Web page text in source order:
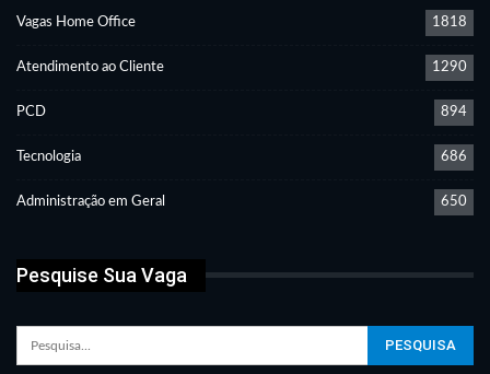
Vagas Home Office 1818
Atendimento ao Cliente 1290
PCD 894
Tecnologia 686
Administração em Geral 650
Pesquise Sua Vaga